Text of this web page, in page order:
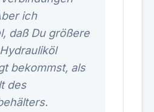
ich
daß Du größere
bekommst, als
des